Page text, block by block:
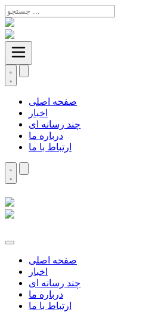
صفحه اصلی
اخبار
چند رسانه ای
درباره ما
ارتباط با ما
صفحه اصلی
اخبار
چند رسانه ای
درباره ما
ارتباط با ما